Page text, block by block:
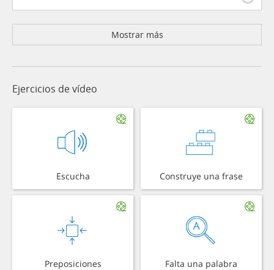
Mostrar más
Ejercicios de vídeo
Escucha Construye una frase
Preposiciones Falta una palabra